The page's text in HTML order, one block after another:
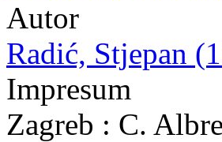
Autor
Radić, Stjepan
Impresum
Zagreb : C.